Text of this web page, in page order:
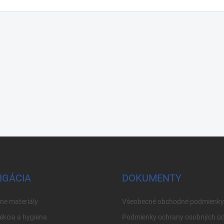
materiály
a hygiena
DOKUMENTY
Všeobecné obchodné podmienky
Podmienky ochrany osobných